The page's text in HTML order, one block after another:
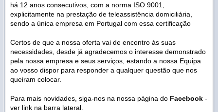
há 12 anos consecutivos, com a norma ISO 9001,
explicitamente na prestação de teleassistência domiciliária,
sendo a única empresa em Portugal com essa certificação
Certos de que a nossa oferta vai de encontro às suas
necessidades, desde já agradecemos o interesse demonstrado
pela nossa empresa e seus serviços, estando a nossa Equipa
ao vosso dispor para responder a qualquer questão que nos
queiram colocar.
Para mais novidades, siga-nos na nossa página do Facebook -
ver link na barra lateral.